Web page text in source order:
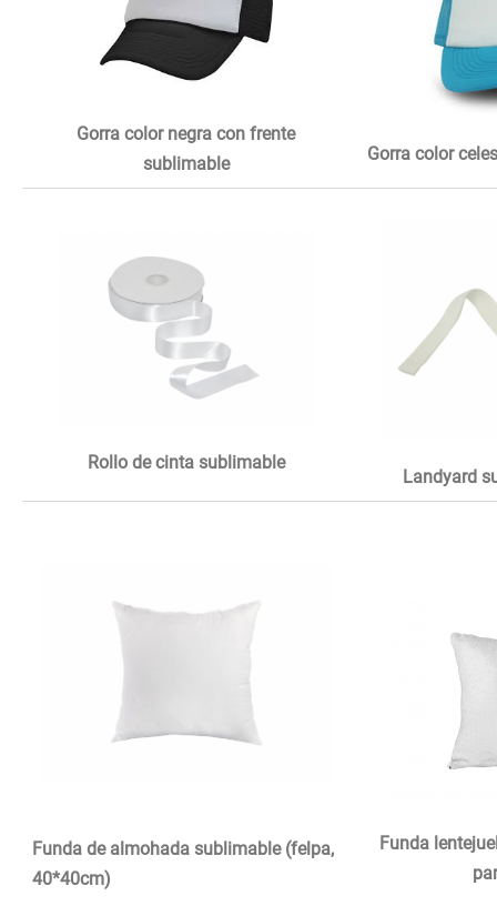
Gorra color negra con frente
sublimable
Gorra color
Rollo de cinta sublimable
Landyard
Funda de almohada sublimable (felpa,
40*40cm)
Funda